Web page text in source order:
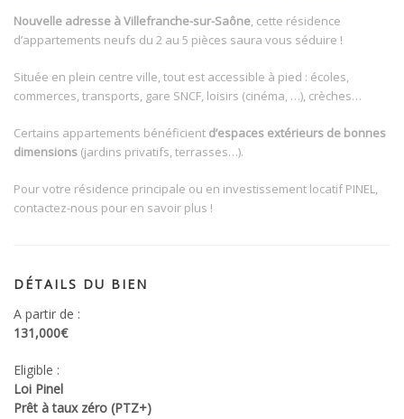
Nouvelle adresse à Villefranche-sur-Saône , cette résidence
d’appartements neufs du 2 au 5 pièces saura vous séduire !
Située en plein centre ville, tout est accessible à pied : écoles,
commerces, transports, gare SNCF, loisirs (cinéma, …), crèches…
Certains appartements bénéficient d’espaces extérieurs de bonnes
dimensions (jardins privatifs, terrasses…).
Pour votre résidence principale ou en investissement locatif PINEL,
contactez-nous pour en savoir plus !
DÉTAILS DU BIEN
A partir de :
131,000€
Eligible :
Loi Pinel
Prêt à taux zéro (PTZ+)